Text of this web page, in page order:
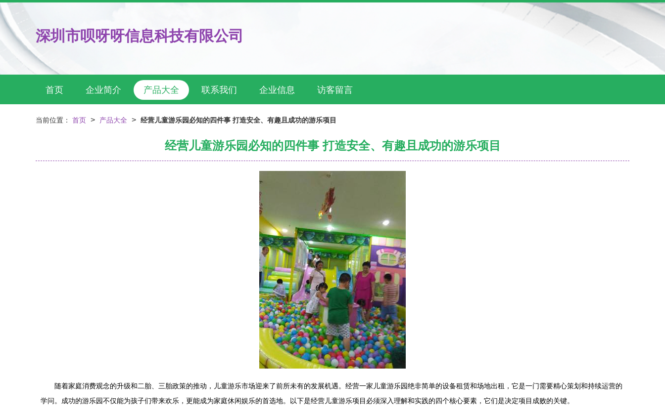
深圳市呗呀呀信息科技有限公司
首页 企业简介 产品大全 联系我们 企业信息 访客留言
当前位置： 首页 > 产品大全 > 经营儿童游乐园必知的四件事 打造安全、有趣且成功的游乐项目
经营儿童游乐园必知的四件事 打造安全、有趣且成功的游乐项目
随着家庭消费观念的升级和二胎、三胎政策的推动，儿童游乐市场迎来了前所未有的发展机遇。经营一家儿童游乐园绝非简单的设备租赁和场地出租，它是一门需要精心策划和持续运营的
学问。成功的游乐园不仅能为孩子们带来欢乐，更能成为家庭休闲娱乐的首选地。以下是经营儿童游乐项目必须深入理解和实践的四个核心要素，它们是决定项目成败的关键。